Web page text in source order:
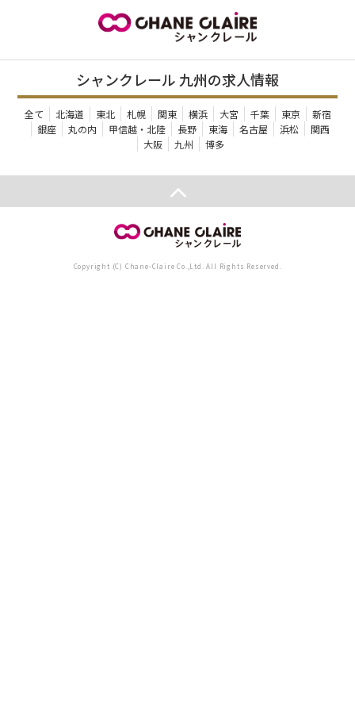
シャンクレール 九州の求人情報
全て 北海道 東北 札幌 関東 横浜 大宮 千葉 東京
新宿
銀座
丸の内 甲信越・北陸 長野 東海 名古屋 浜松
関西
大阪
九州 博多
Copyright (C) Chane-Claire Co.,Ltd. All Rights Reserved.